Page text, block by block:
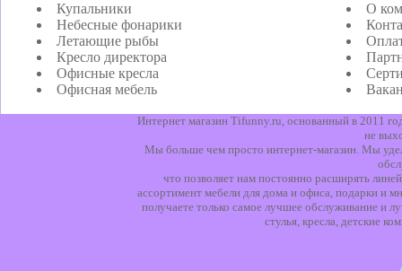
Купальники
Небесные фонарики
Летающие рыбы
Кресло директора
Офисные кресла
Офисная мебель
О
Интернет магазин Tifunny.ru, основанный в 2011
не
Мы больше чем просто интернет-магазин. Мы
что позволяет нам постоянно расширять
ассортимент мебели для дома и офиса, подарки и
получаете только самое лучшее обслуживание
стулья, кресла, детские